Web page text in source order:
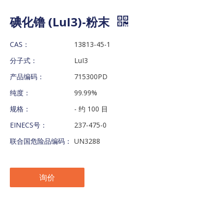
碘化镥 (LuI3)-粉末
CAS：
13813-45-1
分子式：
LuI3
产品编码：
715300PD
纯度：
99.99%
规格：
- 约 100 目
EINECS号：
237-475-0
联合国危险品编码： UN3288
询价